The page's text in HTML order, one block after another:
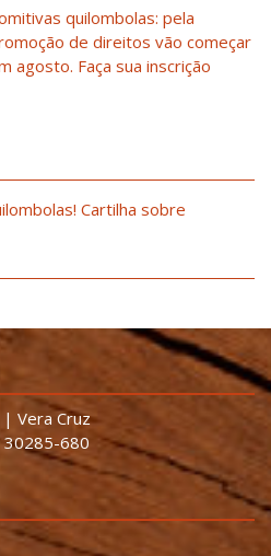
quilombolas: pela
de direitos vão começar
agosto. Faça sua inscrição
Cartilha sobre
Vera Cruz
30285-680